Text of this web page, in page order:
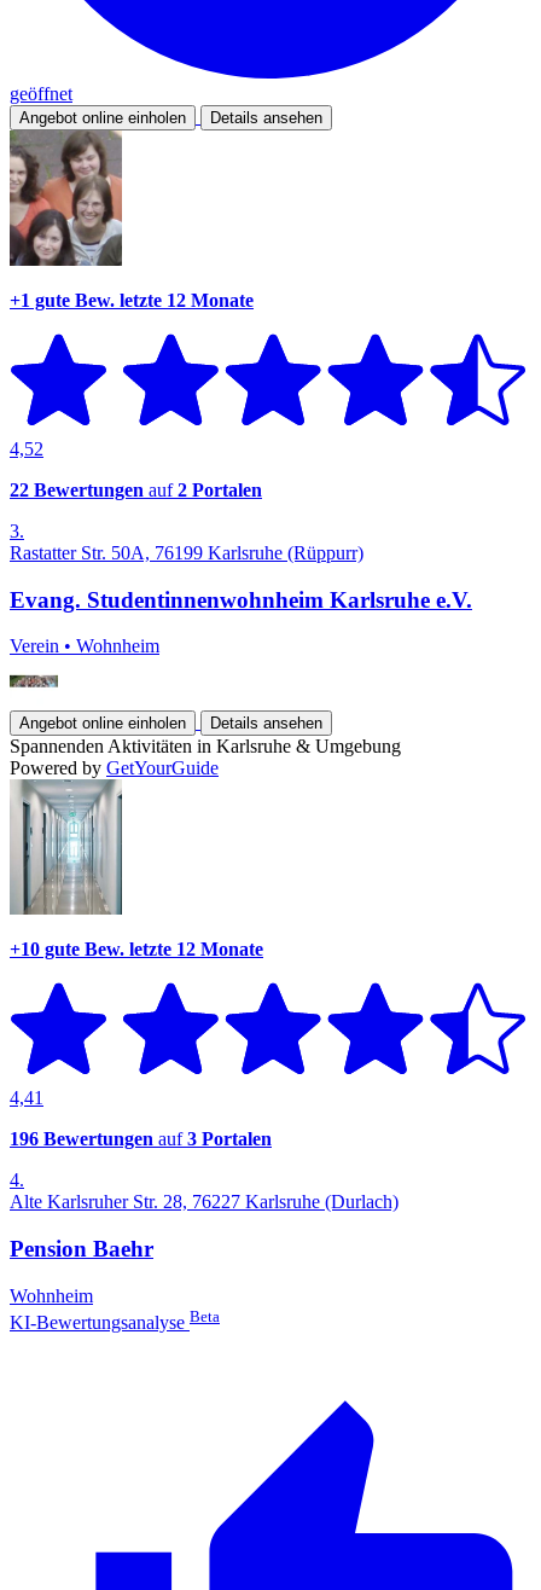
geöffnet
Angebot online einholen Details ansehen
+1 gute Bew. letzte 12 Monate
4,52
22 Bewertungen auf2 Portalen
3.
Rastatter Str. 50A, 76199 Karlsruhe (Rüppurr)
Evang. Studentinnenwohnheim Karlsruhe e.V.
Verein • Wohnheim
Angebot online einholen Details ansehen
Spannenden Aktivitäten in Karlsruhe & Umgebung
Powered by GetYourGuide
+10 gute Bew. letzte 12 Monate
4,41
196 Bewertungen auf3 Portalen
4.
Alte Karlsruher Str. 28, 76227 Karlsruhe (Durlach)
Pension Baehr
Wohnheim
KI-Bewertungsanalyse Beta